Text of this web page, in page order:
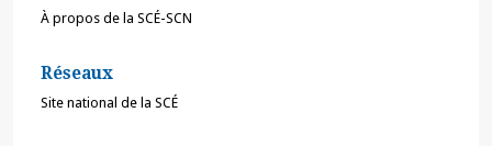
À propos de la SCÉ-SCN
Réseaux
Site national de la SCÉ